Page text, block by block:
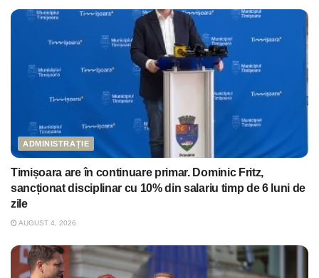
ADMINISTRAȚIE
Timișoara are în continuare primar. Dominic Fritz,
sancționat disciplinar cu 10% din salariu timp de 6 luni de
zile
AUGUST 4, 2026